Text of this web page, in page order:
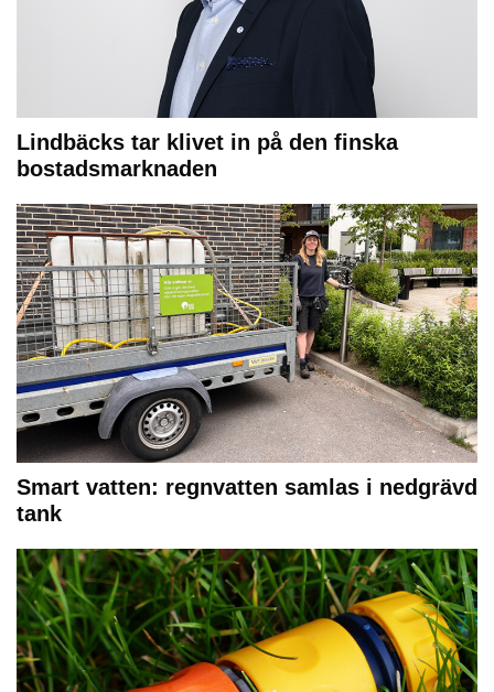
Lindbäcks tar klivet in på den finska
bostadsmarknaden
Smart vatten: regnvatten samlas i nedgrävd
tank